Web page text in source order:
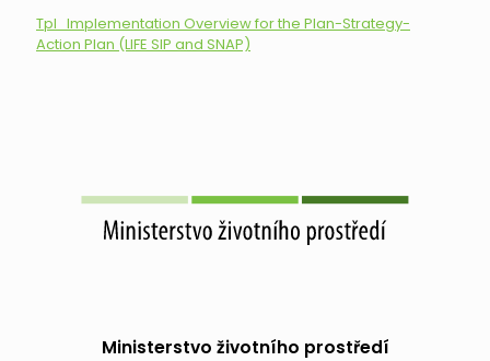
Tpl_Implementation Overview for the Plan-Strategy-
Action Plan (LIFE SIP and SNAP)
Ministerstvo životního prostředí